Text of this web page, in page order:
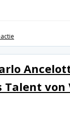
Talent von